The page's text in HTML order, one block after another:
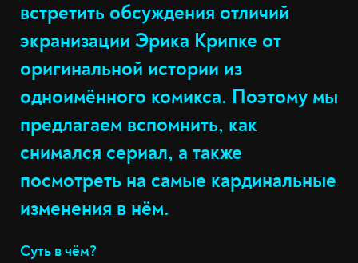
встретить обсуждения отличий
экранизации Эрика Крипке от
оригинальной истории из
одноимённого комикса. Поэтому мы
предлагаем вспомнить, как
снимался сериал, а также
посмотреть на самые кардинальные
изменения в нём.
Суть в чём?